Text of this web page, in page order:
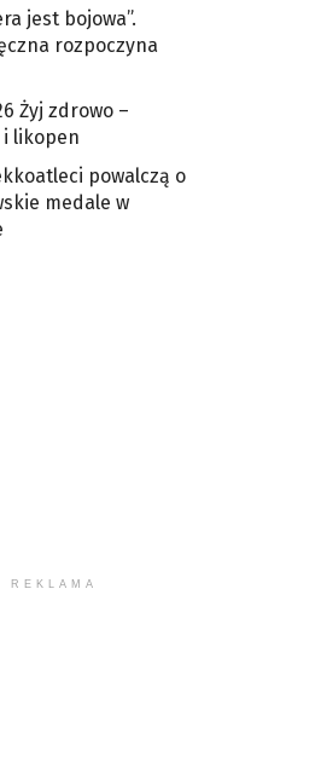
jest bojowa”.
rozpoczyna
Żyj zdrowo –
likopen
powalczą o
medale w
REKLAMA